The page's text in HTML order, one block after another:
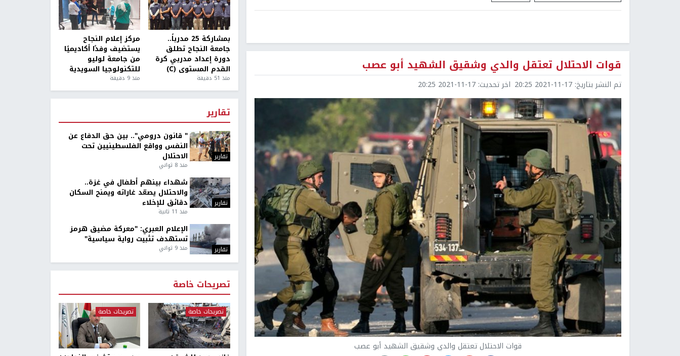
قوات الاحتلال تعتقل والدي وشقيق الشهيد أبو عصب
تم النشر بتاريخ: 2021-11-17 20:25 اخر تحديث: 2021-11-17 20:25
قوات الاحتلال تعتقل والدي وشقيق الشهيد أبو عصب
بمشاركة 25 مدرباً..
جامعة النجاح تطلق
دورة إعداد مدربي كرة
القدم المستوى (C)
منذ 51 دقيقة
مركز إعلام النجاح
يستضيف وفدًا أكاديميًا
من جامعة لوليو
للتكنولوجيا السويدية
منذ 9 دقيقة
تقارير
تقارير
" قانون درومي".. بين حق الدفاع عن
النفس وواقع الفلسطينيين تحت
الاحتلال
منذ 8 ثواني
تقارير
شهداء بينهم أطفال في غزة..
والاحتلال يصعّد غاراته ويمنح السكان
دقائق للإخلاء
منذ 11 ثانية
تقارير
الإعلام العبري: "معركة مضيق هرمز
تستهدف تثبيت رواية سياسية"
منذ 9 ثواني
تصريحات خاصة
تصريحات خاصة تصريحات خاصة